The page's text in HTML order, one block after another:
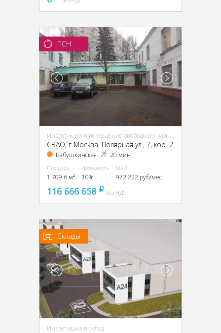
ПСН
Инвестиции в помещение свободного назначения (ПСН)
CВАО, г Москва, Полярная ул., 7, кор. 2
Бабушкинская 20 мин
Площадь
1 709.6 м²
Доходность
10%
МАП
972 222 руб/мес
116 666 658 pуббез НДС
Склады
Инвестиции в склад